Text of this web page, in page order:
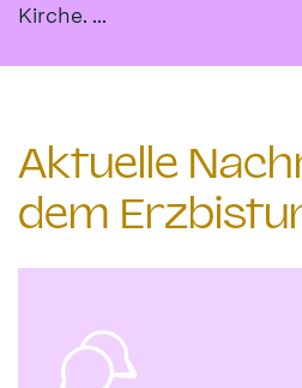
Kirche. ...
Aktuelle
dem